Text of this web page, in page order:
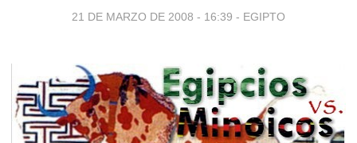
21 DE MARZO DE 2008 - 16:39 - EGIPTO